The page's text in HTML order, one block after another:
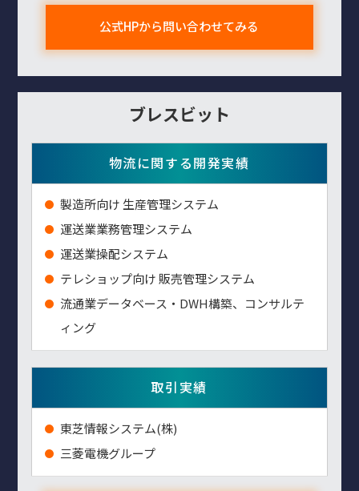
公式HPから問い合わせてみる
ブレスビット
物流に関する開発実績
製造所向け 生産管理システム
運送業業務管理システム
運送業操配システム
テレショップ向け 販売管理システム
流通業データベース・DWH構築、コンサルテ
ィング
取引実績
東芝情報システム(株)
三菱電機グループ